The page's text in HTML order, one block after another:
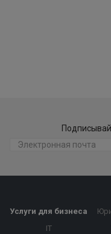
Услуги для бизнеса
IT